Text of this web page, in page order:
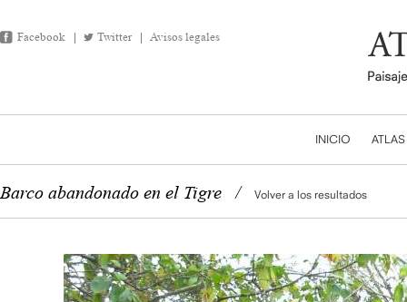
Facebook Twitter Avisos legales
INICIO ATLAS
Barco abandonado en el Tigre / Volver a los resultados